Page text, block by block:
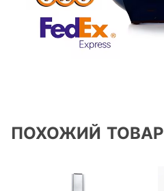
ПОХОЖИЙ ТОВАР